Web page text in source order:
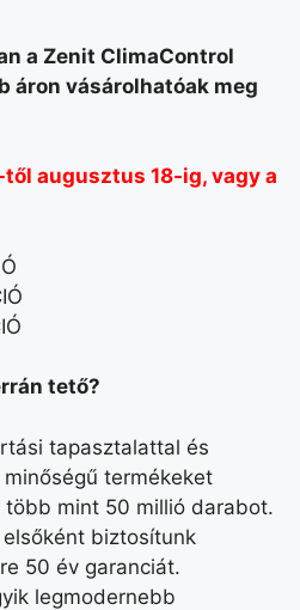
a Zenit ClimaControl
áron vásárolhatóak meg
augusztus 18-ig, vagy a
tető?
tapasztalattal és
termékeket
mint 50 millió darabot.
biztosítunk
50 év garanciát.
legmodernebb